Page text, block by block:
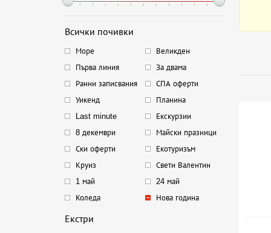
Всички почивки
Море
Великден
Първа линия
За двама
Ранни записвания
СПА оферти
Уикенд
Планина
Last minute
Екскурзии
8 декември
Майски празници
Ски оферти
Екотуризъм
Круиз
Свети Валентин
1 май
24 май
Коледа
Нова година
Екстри